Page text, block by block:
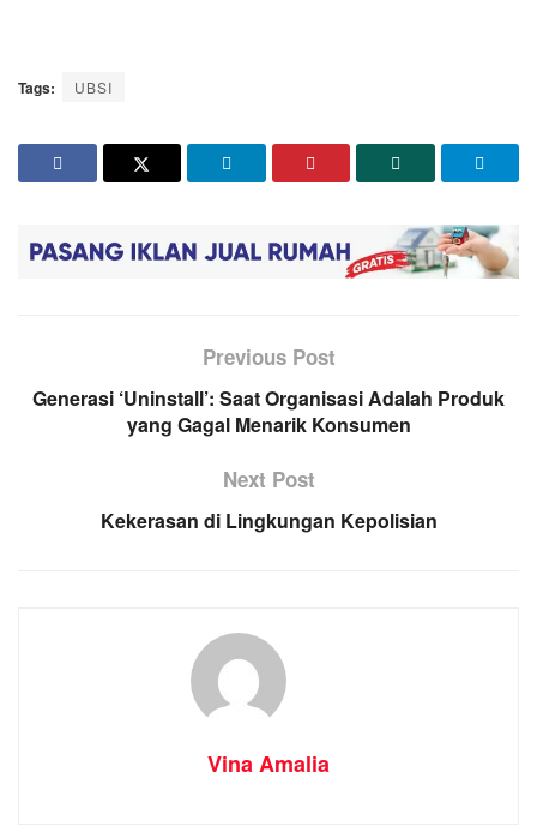
Tags: UBSI
Previous Post
Generasi ‘Uninstall’: Saat Organisasi Adalah Produk
yang Gagal Menarik Konsumen
Next Post
Kekerasan di Lingkungan Kepolisian
Vina Amalia